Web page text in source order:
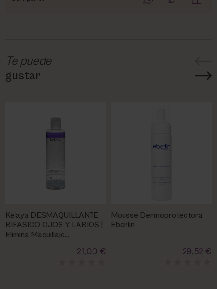
Te puede
gustar
Kelaya DESMAQUILLANTE
BIFÁSICO OJOS Y LABIOS |
Elimina Maquillaje
21,00 €
Mousse Dermoprotectora
Eberlin
29,52 €